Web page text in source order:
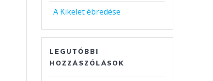
A Kikelet ébredése
LEGUTÓBBI
HOZZÁSZÓLÁSOK